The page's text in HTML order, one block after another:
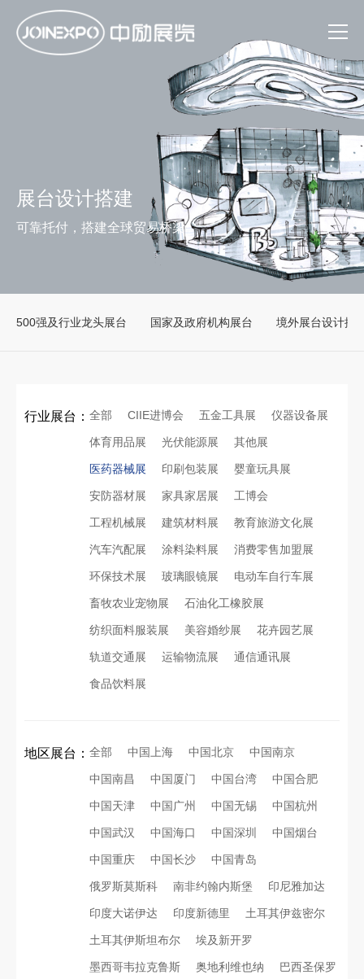
展台设计搭建
可靠托付，搭建全球贸易桥梁
500强及行业龙头展台 国家及政府机构展台 境外展台设计搭
行业展台： 全部 CIIE进博会 五金工具展 仪器设备展
体育用品展 光伏能源展 其他展
医药器械展 印刷包装展 婴童玩具展
安防器材展 家具家居展 工博会
工程机械展 建筑材料展 教育旅游文化展
汽车汽配展 涂料染料展 消费零售加盟展
环保技术展 玻璃眼镜展 电动车自行车展
畜牧农业宠物展 石油化工橡胶展
纺织面料服装展 美容婚纱展 花卉园艺展
轨道交通展 运输物流展 通信通讯展
食品饮料展
地区展台： 全部 中国上海 中国北京 中国南京
中国南昌 中国厦门 中国台湾 中国合肥
中国天津 中国广州 中国无锡 中国杭州
中国武汉 中国海口 中国深圳 中国烟台
中国重庆 中国长沙 中国青岛
俄罗斯莫斯科 南非约翰内斯堡 印尼雅加达
印度大诺伊达 印度新德里 土耳其伊兹密尔
土耳其伊斯坦布尔 埃及新开罗
墨西哥韦拉克鲁斯 奥地利维也纳 巴西圣保罗